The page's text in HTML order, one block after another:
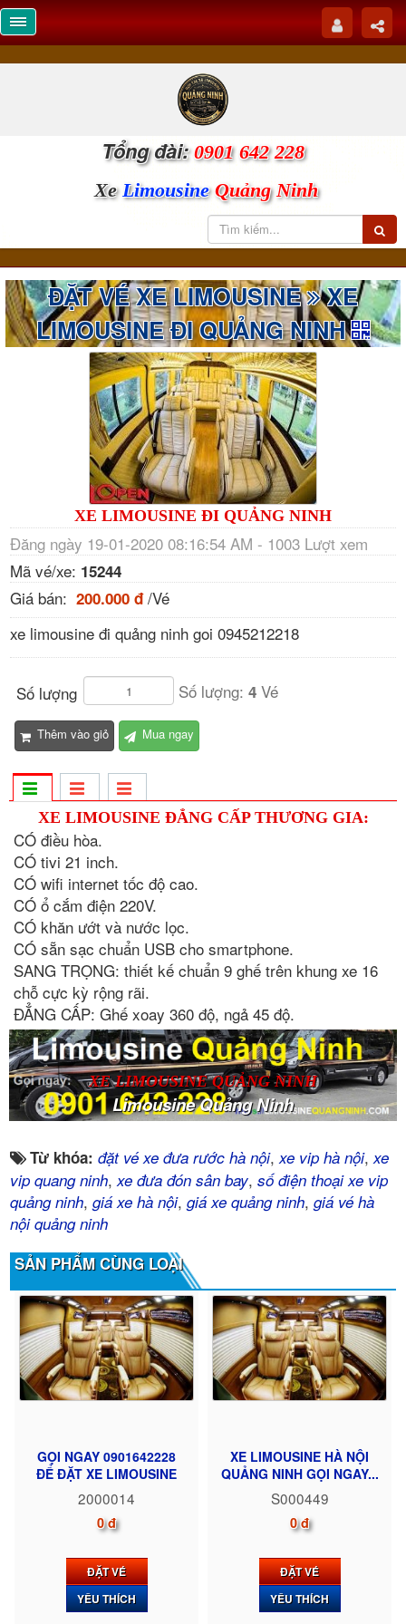
Tổng đài: 0901 642 228
XeLimousineQuảng Ninh
ĐẶT VÉ XE LIMOUSINE XE
LIMOUSINE ĐI QUẢNG NINH
XE LIMOUSINE ĐI QUẢNG NINH
Đăng ngày 19-01-2020 08:16:54 AM - 1003 Lượt xem
Mã vé/xe: 15244
Giá bán: 200.000 đ /Vé
xe limousine đi quảng ninh goi 0945212218
Số lượng Số lượng: 4 Vé
Thêm vào giỏ Mua ngay
XE LIMOUSINE ĐẲNG CẤP THƯƠNG GIA:
CÓ điều hòa.
CÓ tivi 21 inch.
CÓ wifi internet tốc độ cao.
CÓ ổ cắm điện 220V.
CÓ khăn ướt và nước lọc.
CÓ sẵn sạc chuẩn USB cho smartphone.
SANG TRỌNG: thiết kế chuẩn 9 ghế trên khung xe 16
chỗ cực kỳ rộng rãi.
ĐẲNG CẤP: Ghế xoay 360 độ, ngả 45 độ.
XE LIMOUSINE QUẢNG NINH
Limousine Quảng Ninh
Từ khóa: đặt vé xe đưa rước hà nội,xe vip hà nội,xe
vip quang ninh,xe đưa đón sân bay, số điện thoại xe vip
quảng ninh, giá xe hà nội, giá xe quảng ninh, giá vé hà
nội quảng ninh
SẢN PHẨM CÙNG LOẠI
GỌI NGAY 0901642228
ĐỂ ĐẶT XE LIMOUSINE
2000014
0 đ
ĐẶT VÉ
YÊU THÍCH
XE LIMOUSINE HÀ NỘI
QUẢNG NINH GỌI NGAY...
S000449
0 đ
ĐẶT VÉ
YÊU THÍCH